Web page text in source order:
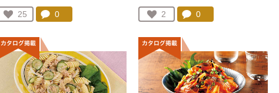
お気に入り登録：
25
人が登録
コメント：
0 お気に入り登録：
2
人が登録
コメント：
0件。コメントを見る。